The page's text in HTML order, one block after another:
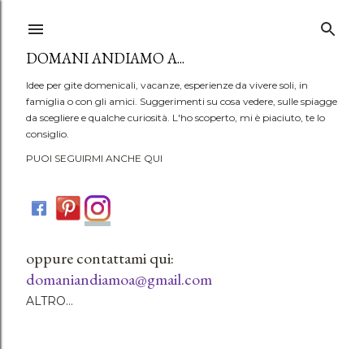
DOMANI ANDIAMO A...
Idee per gite domenicali, vacanze, esperienze da vivere soli, in
famiglia o con gli amici. Suggerimenti su cosa vedere, sulle spiagge
da scegliere e qualche curiosità. L'ho scoperto, mi è piaciuto, te lo
consiglio.
PUOI SEGUIRMI ANCHE QUI
oppure contattami qui:
domaniandiamoa@gmail.com
ALTRO…